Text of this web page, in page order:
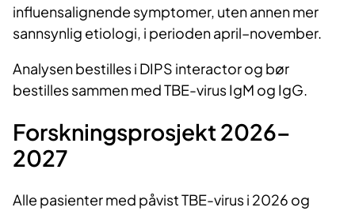
influensalignende symptomer, uten annen mer
sannsynlig etiologi, i perioden april–november.
Analysen bestilles i DIPS interactor og bør
bestilles sammen med TBE-virus IgM og IgG.
Forskningsprosjekt 2026–
2027
Alle pasienter med påvist TBE-virus i 2026 og